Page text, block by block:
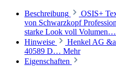
Beschreibung
OSIS+
von Schwarzkopf
starke Look voll Volumen…
Hinweise
Henkel AG
40589 D… Mehr
Eigenschaften